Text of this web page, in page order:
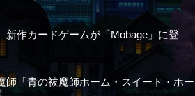
新作カードゲームが「Mobage」に登
師「青の祓魔師ホーム・スイート・ホー